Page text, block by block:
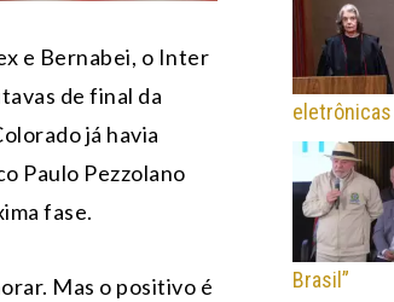
e Bernabei, o Inter
de final da
já havia
Paulo Pezzolano
fase.
Mas o positivo é
eletrônicas
Brasil”